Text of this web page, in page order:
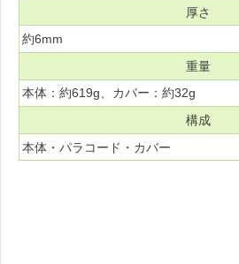
厚さ
約6mm
重量
本体：約619g、カバー：約32g
構成
本体・パラコード・カバー